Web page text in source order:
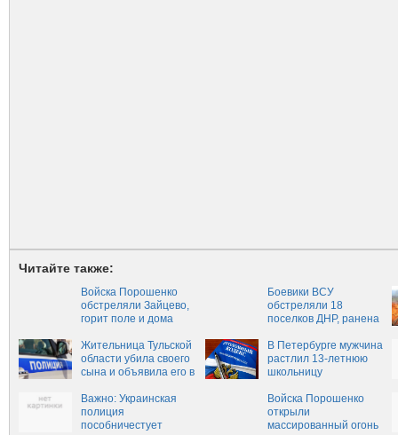
Читайте также:
Войска Порошенко
обстреляли Зайцево,
горит поле и дома
Боевики ВСУ
обстреляли 18
поселков ДНР, ранена
Жительница Тульской
области убила своего
сына и объявила его в
В Петербурге мужчина
растлил 13-летнюю
школьницу
Важно: Украинская
полиция
пособничестует
Войска Порошенко
открыли
массированный огонь